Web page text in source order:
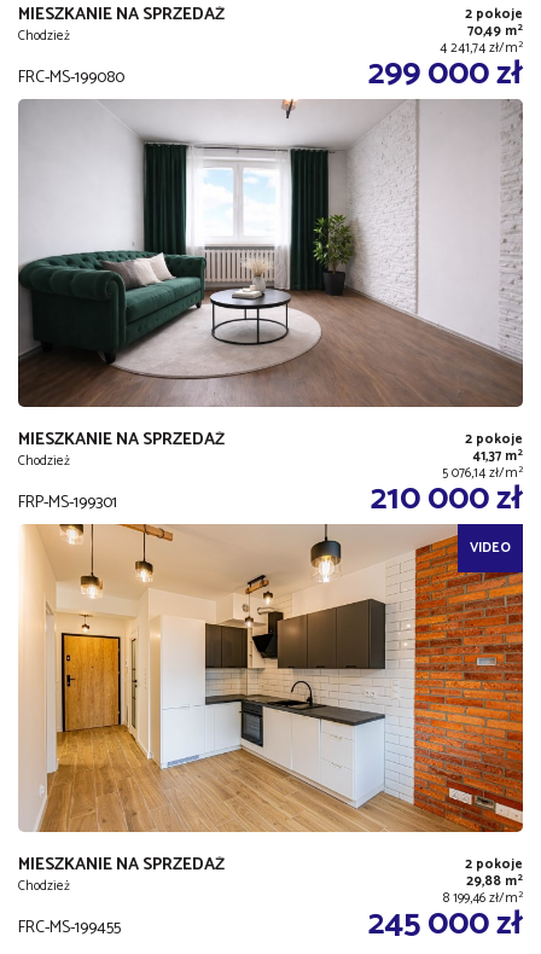
MIESZKANIE NA SPRZEDAŻ
Chodzież
2 pokoje
70,49 m2
4 241,74 zł/m2
FRC-MS-199080 299 000 zł
MIESZKANIE NA SPRZEDAŻ
Chodzież
2 pokoje
41,37 m2
5 076,14 zł/m2
FRP-MS-199301 210 000 zł
VIDEO
MIESZKANIE NA SPRZEDAŻ
Chodzież
2 pokoje
29,88 m2
8 199,46 zł/m2
FRC-MS-199455 245 000 zł